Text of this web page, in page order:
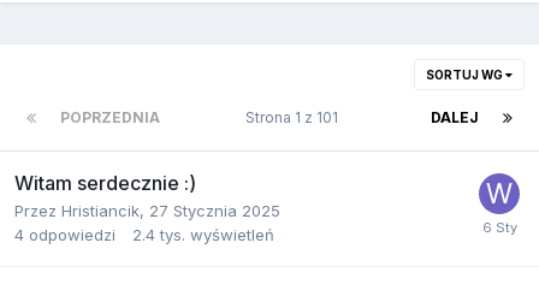
SORTUJ WG
POPRZEDNIA DALEJ
Strona 1 z 101
Witam serdecznie :)
Przez Hristiancik, 27 Stycznia 2025
4 odpowiedzi 2.4 tys. wyświetleń